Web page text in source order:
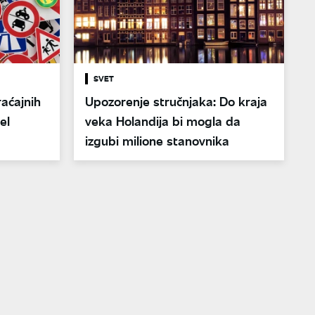
SVET
Upozorenje stručnjaka: Do kraja
veka Holandija bi mogla da
izgubi milione stanovnika